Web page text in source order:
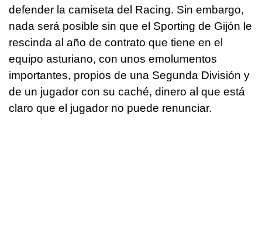
defender la camiseta del Racing. Sin embargo,
nada será posible sin que el Sporting de Gijón le
rescinda al año de contrato que tiene en el
equipo asturiano, con unos emolumentos
importantes, propios de una Segunda División y
de un jugador con su caché, dinero al que está
claro que el jugador no puede renunciar.